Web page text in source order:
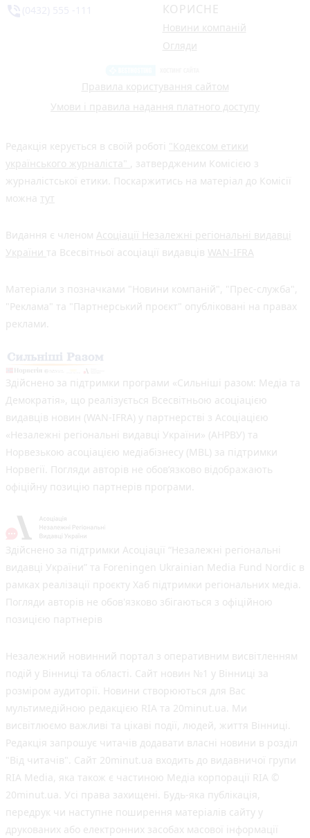
КОРИСНЕ
Новини компаній
Огляди
Правила користування сайтом
Умови і правила надання платного доступу
Редакція керується в своїй роботі "Кодексом етики
українського журналіста" , затвердженим Комісією з
журналістської етики. Поскаржитись на матеріал до Комісії
можна тут
Видання є членом Асоціації Незалежні регіональні видавці
України та Всесвітньої асоціації видавців WAN-IFRA
Матеріали з позначками "Новини компаній", "Прес-служба",
"Реклама" та "Партнерський проєкт" опубліковані на правах
реклами.
Здійснено за підтримки програми «Сильніші разом: Медіа та
Демократія», що реалізується Всесвітньою асоціацією
видавців новин (WAN-IFRA) у партнерстві з Асоціацією
«Незалежні регіональні видавці України» (АНРВУ) та
Норвезькою асоціацією медіабізнесу (MBL) за підтримки
Норвегії. Погляди авторів не обов’язково відображають
офіційну позицію партнерів програми.
Здійснено за підтримки Асоціації “Незалежні регіональні
видавці України” та Foreningen Ukrainian Media Fund Nordic в
рамках реалізації проєкту Хаб підтримки регіональних медіа.
Погляди авторів не обов'язково збігаються з офіційною
позицією партнерів
Незалежний новинний портал з оперативним висвітленням
подій у Вінниці та області. Сайт новин №1 у Вінниці за
розміром аудиторії. Новини створюються для Вас
мультимедійною редакцією RIA та 20minut.ua. Ми
висвітлюємо важливі та цікаві події, людей, життя Вінниці.
Редакція запрошує читачів додавати власні новини в розділ
"Від читачів". Сайт 20minut.ua входить до видавничої групи
RIA Media, яка також є частиною Медіа корпорації RIA ©
20minut.ua. Усі права захищені. Будь-яка публiкацiя,
передрук чи наступне поширення матеріалів сайту у
друкованих або електронних засобах масової інформації